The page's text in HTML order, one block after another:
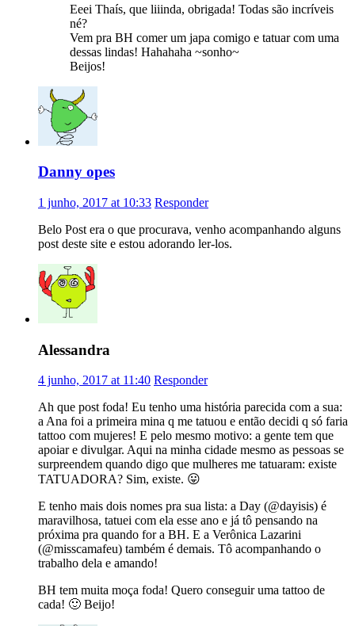
Eeei Thaís, que liiinda, obrigada! Todas são incríveis
né?
Vem pra BH comer um japa comigo e tatuar com uma
dessas lindas! Hahahaha ~sonho~
Beijos!
Danny opes
1 junho, 2017 at 10:33 Responder
Belo Post era o que procurava, venho acompanhando alguns
post deste site e estou adorando ler-los.
Alessandra
4 junho, 2017 at 11:40 Responder
Ah que post foda! Eu tenho uma história parecida com a sua:
a Ana foi a primeira mina q me tatuou e então decidi q só faria
tattoo com mujeres! E pelo mesmo motivo: a gente tem que
apoiar e divulgar. Aqui na minha cidade mesmo as pessoas se
surpreendem quando digo que mulheres me tatuaram: existe
TATUADORA? Sim, existe. 😛
E tenho mais dois nomes pra sua lista: a Day (@dayisis) é
maravilhosa, tatuei com ela esse ano e já tô pensando na
próxima pra quando for a BH. E a Verônica Lazarini
(@misscamafeu) também é demais. Tô acompanhando o
trabalho dela e amando!
BH tem muita moça foda! Quero conseguir uma tattoo de
cada! 🙂 Beijo!